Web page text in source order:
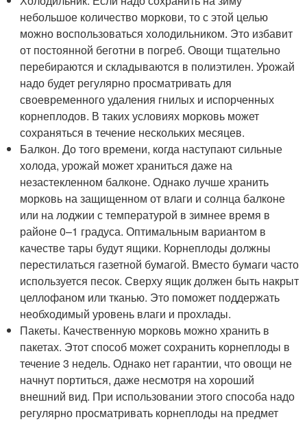
небольшое количество моркови, то с этой целью
можно воспользоваться холодильником. Это избавит
от постоянной беготни в погреб. Овощи тщательно
перебираются и складываются в полиэтилен. Урожай
надо будет регулярно просматривать для
своевременного удаления гнилых и испорченных
корнеплодов. В таких условиях морковь может
сохраняться в течение нескольких месяцев.
Балкон. До того времени, когда наступают сильные
холода, урожай может храниться даже на
незастекленном балконе. Однако лучше хранить
морковь на защищенном от влаги и солнца балконе
или на лоджии с температурой в зимнее время в
районе 0–1 градуса. Оптимальным вариантом в
качестве тары будут ящики. Корнеплоды должны
перестилаться газетной бумагой. Вместо бумаги часто
используется песок. Сверху ящик должен быть накрыт
целлофаном или тканью. Это поможет поддержать
необходимый уровень влаги и прохлады.
Пакеты. Качественную морковь можно хранить в
пакетах. Этот способ может сохранить корнеплоды в
течение 3 недель. Однако нет гарантии, что овощи не
начнут портиться, даже несмотря на хороший
внешний вид. При использовании этого способа надо
регулярно просматривать корнеплоды на предмет